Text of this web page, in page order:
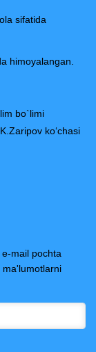
sifatida
himoyalangan.
bo`limi
ko‘chasi
mail pochta
ma'lumotlarni